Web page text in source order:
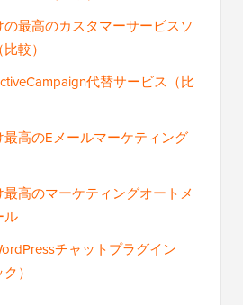
の最高のカスタマーサービスソ
較）
代替サービス（比
高のEメールマーケティング
高のマーケティングオートメ
ル
チャットプラグイン
）